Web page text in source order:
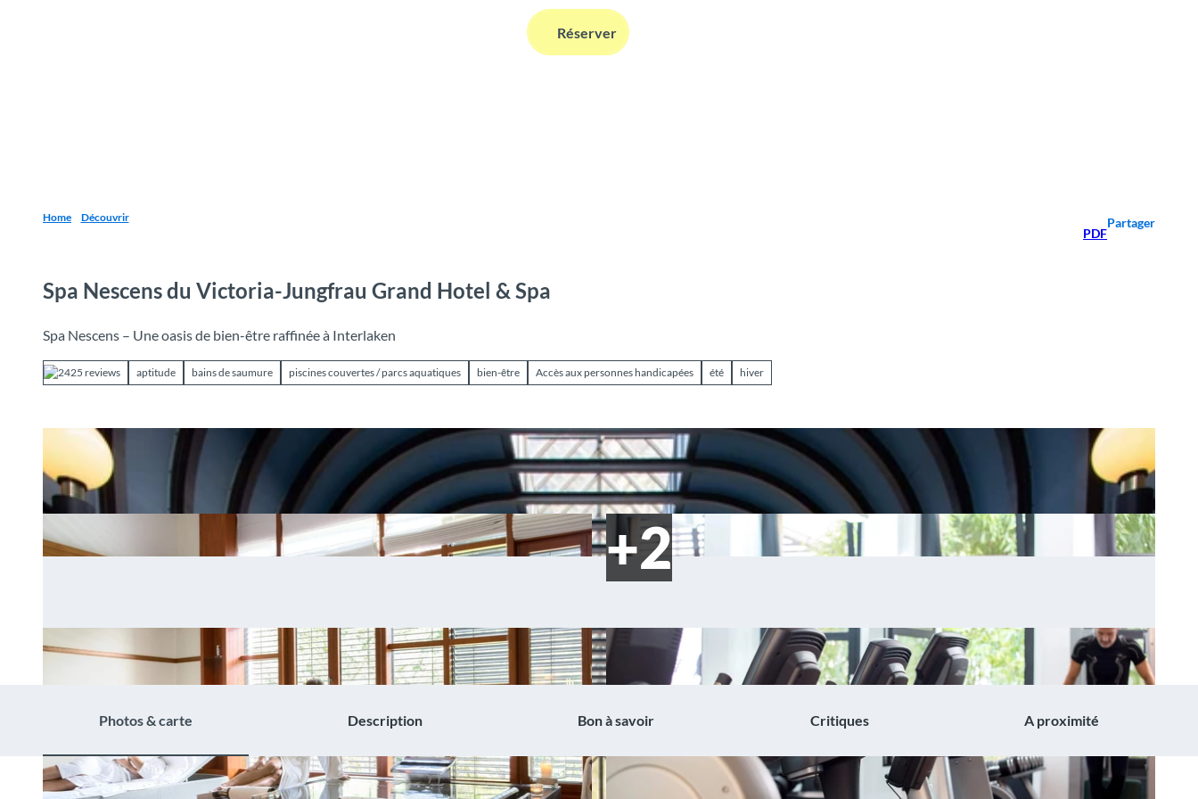
RechercheRéserver
Home Découvrir
PDF
Partager
Spa Nescens du Victoria-Jungfrau Grand Hotel & Spa
Spa Nescens – Une oasis de bien-être raffinée à Interlaken
2425 reviews aptitude bains de saumure piscines couvertes / parcs aquatiques bien-être Accès aux personnes handicapées été hiver
Photos & carte Description Bon à savoir Critiques A proximité